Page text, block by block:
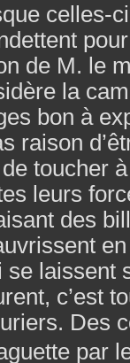
celles-
de M. le
la
bon à
raison
toucher
leurs
des
se laissent
c’est
Des
par